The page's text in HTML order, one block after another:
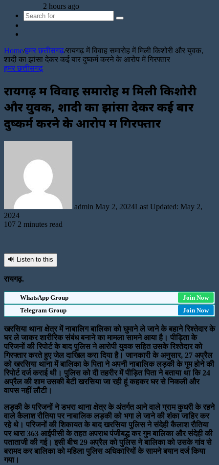
2 hours ago
Search
Home/हमर छत्तीसगढ़/रायगढ़ में विवाह समारोह में मिली किशोरी और युवक,
शादी का झांसा देकर कई बार दुष्कर्म करने के आरोप में गिरफ्तार
हमर छत्तीसगढ़
रायगढ़ में विवाह समारोह में मिली किशोरी
और युवक, शादी का झांसा देकर कई बार
दुष्कर्म करने के आरोप में गिरफ्तार
admin May 2, 2024Last Updated: May 2,
2024
107 2 minutes read
🔊 Listen to this
रायगढ़.
WhatsApp Group
Join Now
Telegram Group
Join Now
खरसिया थाना क्षेत्र में नाबालिग बालिका को घुमाने ले जाने के बहाने रिश्तेदार के
घर ले जाकर शारीरिक संबंध बनाने का मामला सामने आया है। पीड़िता के
परिजनों की रिपोर्ट के बाद पुलिस ने आरोपी युवक सहित उसके रिश्तेदार को
गिरफ्तार करते हुए जेल दाखिल करा दिया है। जानकारी के अनुसार, 27 अप्रैल
को खरसिया थाना में बालिका के पिता ने अपनी नाबालिक लड़की के गुम होने की
रिपोर्ट दर्ज कराई थी। पुलिस को दी तहरीर में पीड़ित पिता ने बताया था कि 24
अप्रैल की शाम उसकी बेटी खरसिया जा रही हूं कहकर घर से निकली और
वापस नहीं लौटी।
लड़की के परिजनों ने डभरा थाना क्षेत्र के अंतर्गत आने वाले ग्राम कुधरी के रहने
वाले कैलाश रौतिया पर नाबालिक लड़की को भगा ले जाने की शंका जाहिर कर
रहे थे। परिजनों की शिकायत के बाद खरसिया पुलिस ने संदेही कैलाश रौतिया
पर धारा 363 आईपीसी के तहत अपराध पंजीबद्ध कर गुम बालिका और संदेही की
पताताजी की गई। इसी बीच 29 अप्रैल को पुलिस ने बालिका को उसके गांव से
बरामद कर बालिका को महिला पुलिस अधिकारियों के सामने बयान दर्ज किया
गया।